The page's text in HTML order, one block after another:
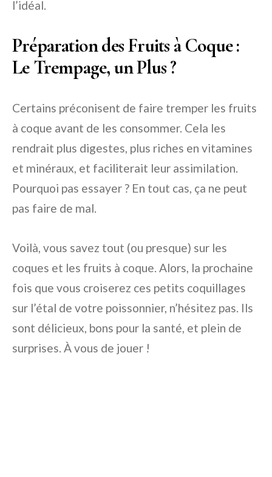
l’idéal.
Préparation des Fruits à Coque :
Le Trempage, un Plus ?
Certains préconisent de faire tremper les fruits
à coque avant de les consommer. Cela les
rendrait plus digestes, plus riches en vitamines
et minéraux, et faciliterait leur assimilation.
Pourquoi pas essayer ? En tout cas, ça ne peut
pas faire de mal.
Voilà, vous savez tout (ou presque) sur les
coques et les fruits à coque. Alors, la prochaine
fois que vous croiserez ces petits coquillages
sur l’étal de votre poissonnier, n’hésitez pas. Ils
sont délicieux, bons pour la santé, et plein de
surprises. À vous de jouer !